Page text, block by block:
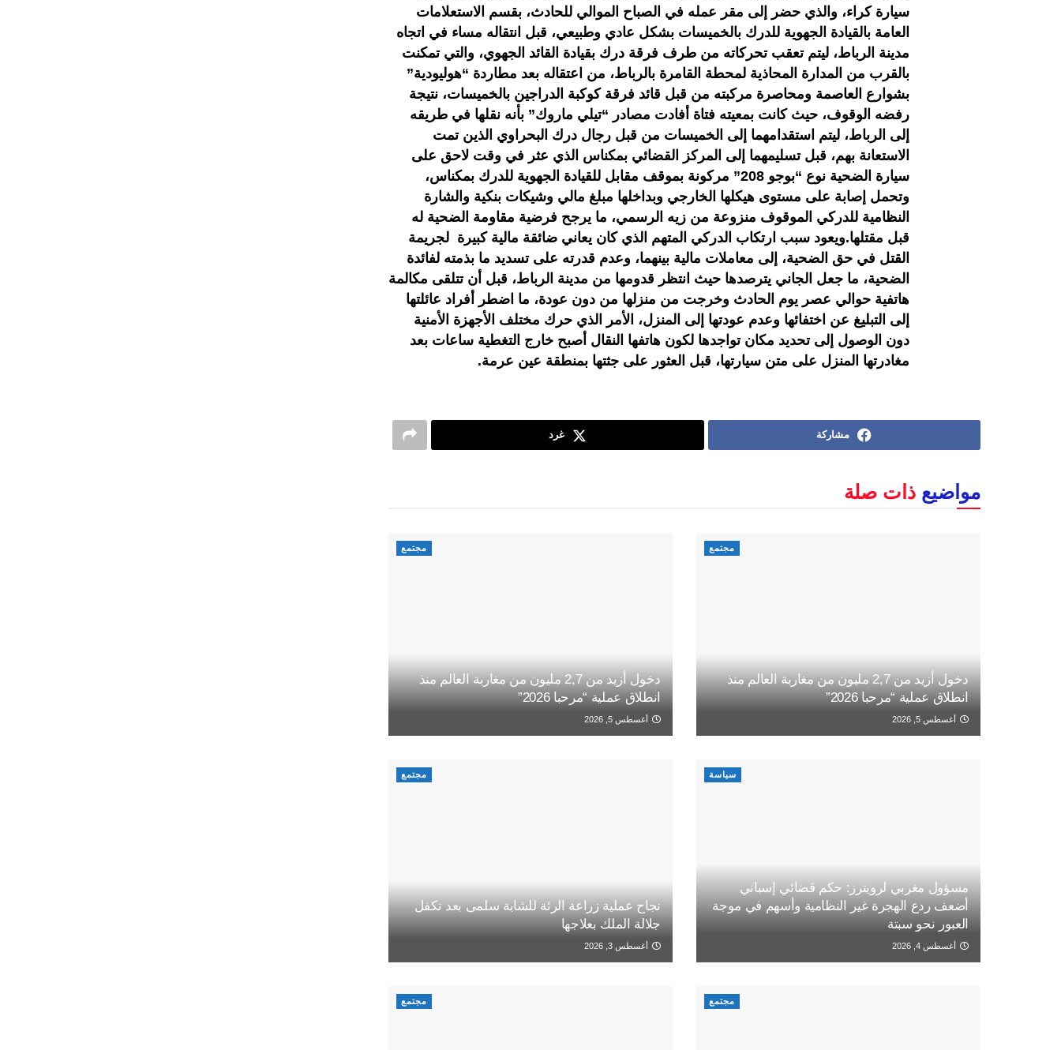
سيارة كراء، والذي حضر إلى مقر عمله في الصباح الموالي للحادث، بقسم الاستعلامات
العامة بالقيادة الجهوية للدرك بالخميسات بشكل عادي وطبيعي، قبل انتقاله مساء في اتجاه
مدينة الرباط، ليتم تعقب تحركاته من طرف فرقة درك بقيادة القائد الجهوي، والتي تمكنت
بالقرب من المدارة المحاذية لمحطة القامرة بالرباط، من اعتقاله بعد مطاردة “هوليودية”
بشوارع العاصمة ومحاصرة مركبته من قبل قائد فرقة كوكبة الدراجين بالخميسات، نتيجة
رفضه الوقوف، حيث كانت بمعيته فتاة أفادت مصادر “تيلي ماروك” بأنه نقلها في طريقه
إلى الرباط، ليتم استقدامهما إلى الخميسات من قبل رجال درك البحراوي الذين تمت
الاستعانة بهم، قبل تسليمهما إلى المركز القضائي بمكناس الذي عثر في وقت لاحق على
سيارة الضحية نوع “بوجو 208” مركونة بموقف مقابل للقيادة الجهوية للدرك بمكناس،
وتحمل إصابة على مستوى هيكلها الخارجي وبداخلها مبلغ مالي وشيكات بنكية والشارة
النظامية للدركي الموقوف منزوعة من زيه الرسمي، ما يرجح فرضية مقاومة الضحية له
قبل مقتلها.ويعود سبب ارتكاب الدركي المتهم الذي كان يعاني ضائقة مالية كبيرة لجريمة
القتل في حق الضحية، إلى معاملات مالية بينهما، وعدم قدرته على تسديد ما بذمته لفائدة
الضحية، ما جعل الجاني يترصدها حيث انتظر قدومها من مدينة الرباط، قبل أن تتلقى مكالمة
هاتفية حوالي عصر يوم الحادث وخرجت من منزلها من دون عودة، ما اضطر أفراد عائلتها
إلى التبليغ عن اختفائها وعدم عودتها إلى المنزل، الأمر الذي حرك مختلف الأجهزة الأمنية
دون الوصول إلى تحديد مكان تواجدها لكون هاتفها النقال أصبح خارج التغطية ساعات بعد
مغادرتها المنزل على متن سيارتها، قبل العثور على جثتها بمنطقة عين عرمة.
مشاركة غرد
مواضيع ذات صلة
مجتمع
دخول أزيد من 2,7 مليون من مغاربة العالم منذ
انطلاق عملية “مرحبا 2026”
أغسطس 5, 2026
مجتمع
دخول أزيد من 2,7 مليون من مغاربة العالم منذ
انطلاق عملية “مرحبا 2026”
أغسطس 5, 2026
سياسة
مسؤول مغربي لرويترز: حكم قضائي إسباني
أضعف ردع الهجرة غير النظامية وأسهم في موجة
العبور نحو سبتة
أغسطس 4, 2026
مجتمع
نجاح عملية زراعة الرئة للشابة سلمى بعد تكفل
جلالة الملك بعلاجها
أغسطس 3, 2026
مجتمع مجتمع